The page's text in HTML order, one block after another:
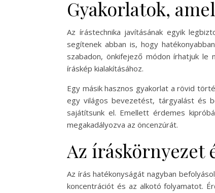
Gyakorlatok,
Az írástechnika javításának egyik
segítenek abban is, hogy
szabadon, önkifejező módon írhatjuk
íráskép kialakításához.
Egy másik hasznos gyakorlat a rövid
egy világos bevezetést, tárgyalást és
sajátítsunk el. Emellett érdemes
megakadályozva az öncenzúrát.
Az íráskörnyezet
Az írás hatékonyságát nagyban
koncentrációt és az alkotó folyamatot.